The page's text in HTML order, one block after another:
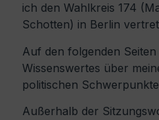
ich den Wahlkreis 174
Schotten) in Berlin
Auf den folgenden
Wissenswertes über
politischen
Außerhalb der